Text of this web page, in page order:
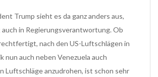
Trump sieht es da ganz anders aus,
auch in Regierungsverantwortung. Ob
nach den US-Luftschlägen in
nun auch neben Venezuela auch
Luftschläge anzudrohen, ist schon sehr